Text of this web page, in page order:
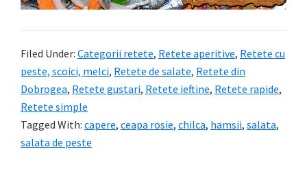
Filed Under: Categorii retete, Retete aperitive, Retete cu
peste, scoici, melci, Retete de salate, Retete din
Dobrogea, Retete gustari, Retete ieftine, Retete rapide,
Retete simple
Tagged With: capere, ceapa rosie, chilca, hamsii, salata,
salata de peste